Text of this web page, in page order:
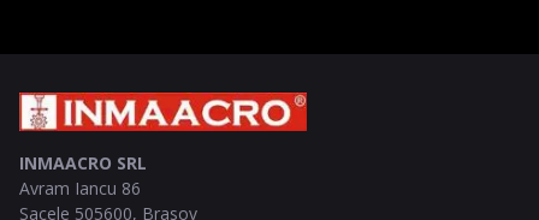
INMAACRO SRL
Avram Iancu 86
Sacele 505600, Brasov